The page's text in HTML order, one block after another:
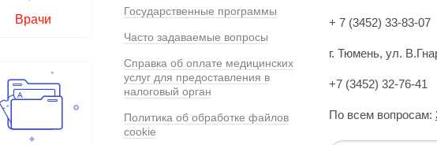
Врачи
Государственные программы
Часто задаваемые вопросы
Справка об оплате медицинских
услуг для предоставления в
налоговый орган
Политика об обработке файлов
cookie
+ 7 (3452) 33-83-07
г. Тюмень, ул.
+7 (3452) 32-76-41
По всем вопросам: